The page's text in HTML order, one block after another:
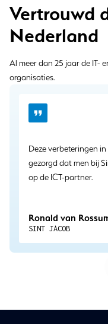
Vertrouwd
Nederland
Al meer dan 25 jaar de IT-
organisaties.
Deze verbeteringen
gezorgd dat men bij
op de ICT-partner.
Ronald van
SINT JACOB